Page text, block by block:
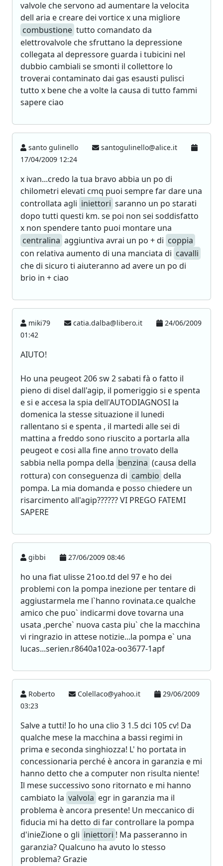
valvole che servono ad aumentare la velocita
dell aria e creare dei vortice x una migliore
combustione tutto comandato da
elettrovalvole che sfruttano la depressione
collegata al depressore guarda i tubicini nel
dubbio cambiali se smonti il collettore lo
troverai contaminato dai gas esausti pulisci
tutto x bene che a volte la causa di tutto fammi
sapere ciao
santo gulinello
santogulinello@alice.it
17/04/2009 12:24
x ivan...credo la tua bravo abbia un po di
chilometri elevati cmq puoi sempre far dare una
controllata agli iniettori saranno un po starati
dopo tutti questi km. se poi non sei soddisfatto
x non spendere tanto puoi montare una
centralina aggiuntiva avrai un po + di coppia
con relativa aumento di una manciata di cavalli
che di sicuro ti aiuteranno ad avere un po di
brio in + ciao
miki79 catia.dalba@libero.it
24/06/2009
01:42
AIUTO!
Ho una peugeot 206 sw 2 sabati fà o fatto il
pieno di disel dall'agip, il pomeriggio si e spenta
e si e accesa la spia dell'AUTODIAGNOSI la
domenica la stesse situazione il lunedi
rallentano si e spenta , il martedi alle sei di
mattina a freddo sono riuscito a portarla alla
peugeot e cosi alla fine anno trovato della
sabbia nella pompa della benzina (causa della
rottura) con conseguenza di cambio della
pompa. La mia domanda e posso chiedere un
risarcimento all'agip?????? VI PREGO FATEMI
SAPERE
gibbi 27/06/2009 08:46
ho una fiat ulisse 21oo.td del 97 e ho dei
problemi con la pompa inezione per tentare di
aggiustarmela me l`hanno rovinata.ce qualche
amico che puo` indicarmi dove tovarna una
usata ,perche` nuova casta piu` che la macchina
vi ringrazio in attese notizie...la pompa e` una
lucas...serien.r8640a102a-oo3677-1apf
Roberto Colellaco@yahoo.it
29/06/2009
03:23
Salve a tutti! Io ho una clio 3 1.5 dci 105 cv! Da
qualche mese la macchina a bassi regimi in
prima e seconda singhiozza! L' ho portata in
concessionaria perché è ancora in garanzia e mi
hanno detto che a computer non risulta niente!
Il mese successivo sono ritornato e mi hanno
cambiato la valvola egr in garanzia ma il
problema è ancora presente! Un meccanico di
fiducia mi ha detto di far controllare la pompa
d'inieZione o gli iniettori ! Ma passeranno in
garanzia? Qualcuno ha avuto lo stesso
problema? Grazie